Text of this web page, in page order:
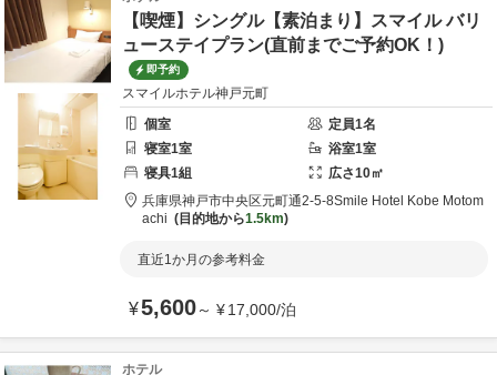
【喫煙】シングル【素泊まり】スマイル バリ
ューステイプラン(直前までご予約OK！)
即予約
スマイルホテル神戸元町
個室
定員1名
寝室1室 浴室1室
寝具1組 広さ10㎡
兵庫県神戸市中央区元町通2-5-8Smile Hotel Kobe Motom
achi
目的地から1.5km
直近1か月の参考料金
¥5,600～ ¥17,000/泊
ホテル